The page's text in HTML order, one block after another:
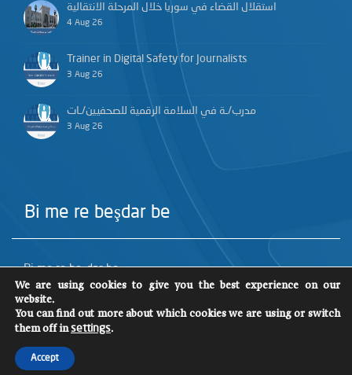
استقلال القضاء في سوريا خلال المرحلة الانتقالية
4 Aug 26
Trainer in Digital Safety for Journalists
3 Aug 26
مدرب/ـة في السلامة الرقمية للصحفيين/ـات
3 Aug 26
Bi me re beşdar be
Bi me re beşdar be
We are using cookies to give you the best experience on our
website.
You can find out more about which cookies we are using or switch
them off insettings.
Accept